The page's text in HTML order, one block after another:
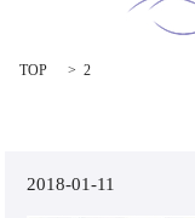
TOP 2
2018-01-11